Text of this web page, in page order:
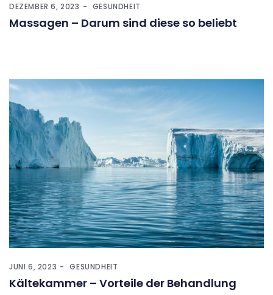
DEZEMBER 6, 2023 GESUNDHEIT
Massagen – Darum sind diese so beliebt
JUNI 6, 2023 GESUNDHEIT
Kältekammer – Vorteile der Behandlung